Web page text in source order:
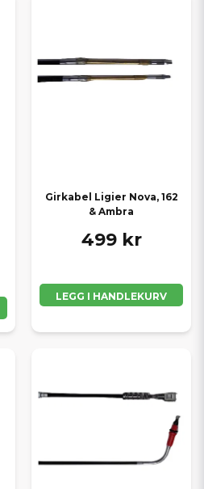
Girkabel Ligier Nova, 162
& Ambra
499 kr
LEGG I HANDLEKURV